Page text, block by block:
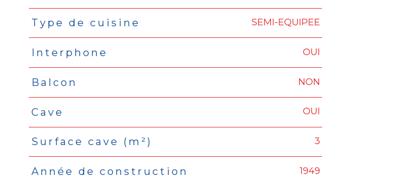
Type de cuisine SEMI-EQUIPEE
Interphone OUI
Balcon NON
Cave OUI
Surface cave (m²) 3
Année de construction 1949